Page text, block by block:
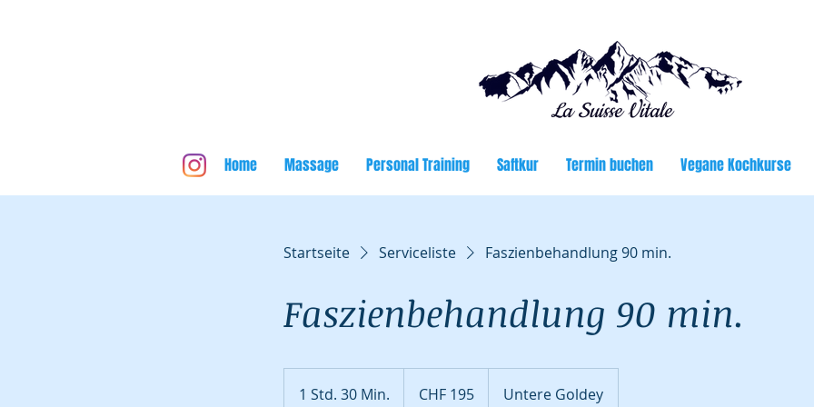
La Suisse Vitale
Home Massage Personal Training Saftkur Termin buchen Vegane Kochkurse
Startseite Serviceliste Faszienbehandlung 90 min.
Faszienbehandlung 90 min.
1 Std. 30 Min.
Franken
CHF 195 Untere Goldey